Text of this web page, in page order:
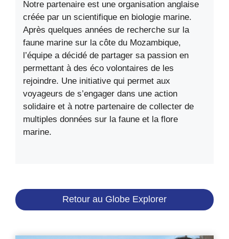
Notre partenaire est une organisation anglaise
créée par un scientifique en biologie marine.
Après quelques années de recherche sur la
faune marine sur la côte du Mozambique,
l’équipe a décidé de partager sa passion en
permettant à des éco volontaires de les
rejoindre. Une initiative qui permet aux
voyageurs de s’engager dans une action
solidaire et à notre partenaire de collecter de
multiples données sur la faune et la flore
marine.
Retour au Globe Explorer